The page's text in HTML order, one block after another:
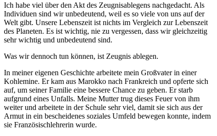
Ich habe viel über den Akt des Zeugnisablegens nachgedacht. Als
Individuen sind wir unbedeutend, weil es so viele von uns auf der
Welt gibt. Unsere Lebenszeit ist nichts im Vergleich zur Lebenszeit
des Planeten. Es ist wichtig, nie zu vergessen, dass wir gleichzeitig
sehr wichtig und unbedeutend sind.
Was wir dennoch tun können, ist Zeugnis ablegen.
In meiner eigenen Geschichte arbeitete mein Großvater in einer
Kohlemine. Er kam aus Marokko nach Frankreich und opferte sich
auf, um seiner Familie eine bessere Chance zu geben. Er starb
aufgrund eines Unfalls. Meine Mutter trug dieses Feuer von ihm
weiter und arbeitete in der Schule sehr viel, damit sie sich aus der
Armut in ein bescheidenes soziales Umfeld bewegen konnte, indem
sie Französischlehrerin wurde.